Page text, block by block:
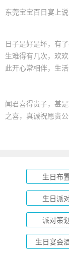
东莞宝宝百日宴上说
日子是好是坏，有
生难得有几次，欢
此开心常相伴，生活
闻君喜得贵子，甚
之喜，真诚祝愿贵
生日布
生日派
派对策
生日宴会